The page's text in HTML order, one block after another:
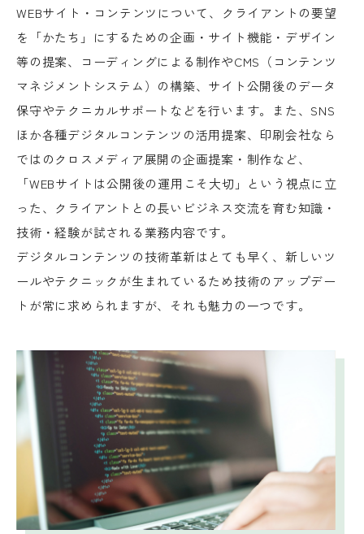
WEBサイト・コンテンツについて、クライアントの要望
を「かたち」にするための企画・サイト機能・デザイン
等の提案、コーディングによる制作やCMS（コンテンツ
マネジメントシステム）の構築、サイト公開後のデータ
保守やテクニカルサポートなどを行います。また、SNS
ほか各種デジタルコンテンツの活用提案、印刷会社なら
ではのクロスメディア展開の企画提案・制作など、
「WEBサイトは公開後の運用こそ大切」という視点に立
った、クライアントとの長いビジネス交流を育む知識・
技術・経験が試される業務内容です。
デジタルコンテンツの技術革新はとても早く、新しいツ
ールやテクニックが生まれているため技術のアップデー
トが常に求められますが、それも魅力の一つです。